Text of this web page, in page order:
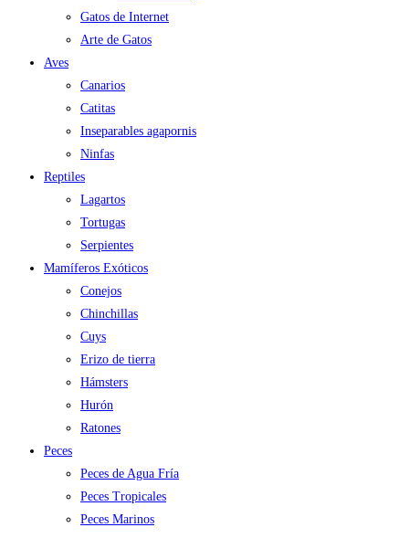
Gatos de Internet
Arte de Gatos
Aves
Canarios
Catitas
Inseparables agapornis
Ninfas
Reptiles
Lagartos
Tortugas
Serpientes
Mamíferos Exóticos
Conejos
Chinchillas
Cuys
Erizo de tierra
Hámsters
Hurón
Ratones
Peces
Peces de Agua Fría
Peces Tropicales
Peces Marinos